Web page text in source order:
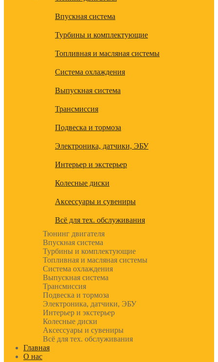
Впускная система
Турбины и комплектующие
Топливная и масляная системы
Система охлаждения
Выпускная система
Трансмиссия
Подвеска и тормоза
Электроника, датчики, ЭБУ
Интерьер и экстерьер
Колесные диски
Аксессуары и сувениры
Всё для тех. обслуживания
Тюнинг двигателя
Впускная система
Турбины и комплектующие
Топливная и масляная системы
Система охлаждения
Выпускная система
Трансмиссия
Подвеска и тормоза
Электроника, датчики, ЭБУ
Интерьер и экстерьер
Колесные диски
Аксессуары и сувениры
Всё для тех. обслуживания
Главная
О нас